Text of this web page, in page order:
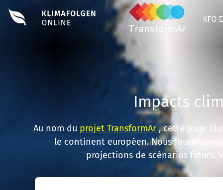
KFO
Impacts
Au nom duprojet TransformAr, cette page
le continent européen. Nous
projections de scénarios futurs.